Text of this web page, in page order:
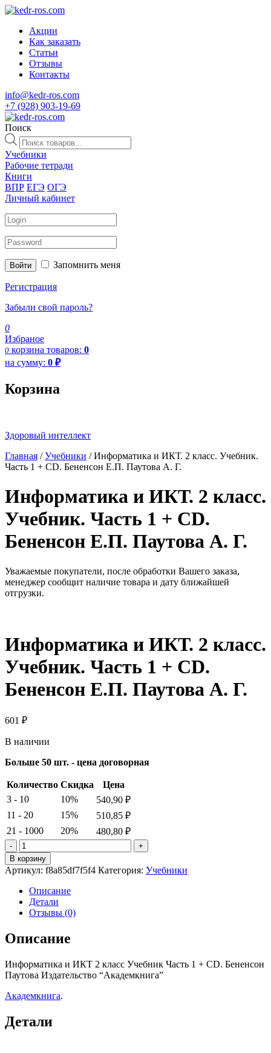
Акции
Как заказать
Статьи
Отзывы
Контакты
info@kedr-ros.com
+7 (928) 903-19-69
Поиск
Поиск
товаров
Учебники
Рабочие тетради
Книги
ВПР ЕГЭ ОГЭ
Личный кабинет
Войти Запомнить меня
Регистрация
Забыли свой пароль?
0
Избраное
0 корзина товаров: 0
на сумму: 0 ₽
Корзина
Здоровый интеллект
Главная /Учебники / Информатика и ИКТ. 2 класс. Учебник.
Часть 1 + CD. Бененсон Е.П. Паутова А. Г.
Информатика и ИКТ. 2 класс.
Учебник. Часть 1 + CD.
Бененсон Е.П. Паутова А. Г.
Уважаемые покупатели, после обработки Вашего заказа,
менеджер сообщит наличие товара и дату ближайшей
отгрузки.
Информатика и ИКТ. 2 класс.
Учебник. Часть 1 + CD.
Бененсон Е.П. Паутова А. Г.
601 ₽
В наличии
Больше 50 шт. - цена договорная
Количество Скидка
Цена
3 - 10
10% 540,90 ₽
11 - 20
15% 510,85 ₽
21 - 1000
20% 480,80 ₽
Количество
товара
Информатика
ИКТ.
2
класс.
1
CD.
Бененсон
Паутова
Г.
В корзину
Артикул: f8a85df7f5f4 Категория: Учебники
Описание
Детали
Отзывы (0)
Описание
Информатика и ИКТ 2 класс Учебник Часть 1 + CD. Бененсон
Паутова Издательство “Академкнига”
Академкнига.
Детали